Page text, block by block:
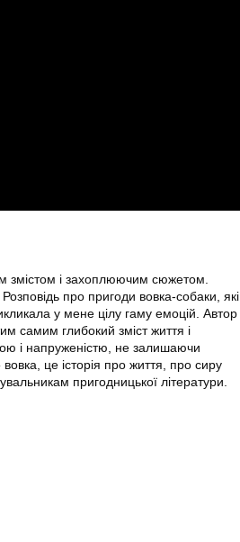
змістом і захоплюючим сюжетом.
про пригоди вовка-собаки, які
у мене цілу гаму емоцій. Автор
самим глибокий зміст життя і
і напруженістю, не залишаючи
це історія про життя, про сиру
пригодницької літератури.